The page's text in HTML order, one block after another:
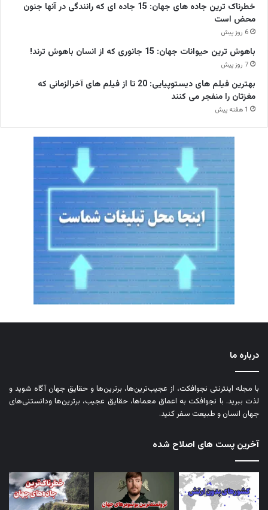
خطرناک ترین جاده های جهان: 15 جاده ای که رانندگی در آنها جنون
محض است
6 روز پیش
باهوش ترین حیوانات جهان: 15 جانوری که از انسان باهوش ترند!
7 روز پیش
بهترین فیلم های دیستوپیایی: 20 تا از فیلم های آخرالزمانی که
مغزتان را منفجر می کنند
1 هفته پیش
درباره ما
با مجله اینترنتی نجوافکت، از عجیب‌ترین‌ها، برترین‌ها و حقایق جهان آگاه شوید و
لذت ببرید. با نجوافکت به اعماق معماها، حقایق عجیب، برترین‌ها ودانستنی‌های
جهان انسان و طبیعت سفر کنید.
آخرین پست های اصلاح شده